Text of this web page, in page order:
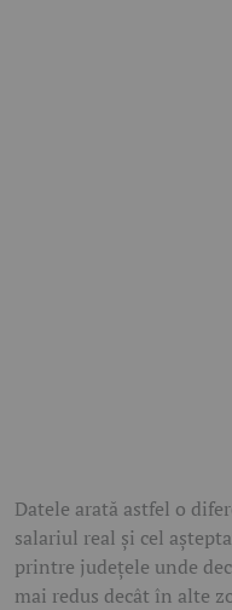
Datele arată astfel o
salariul real și cel
printre județele unde
mai redus decât în alte